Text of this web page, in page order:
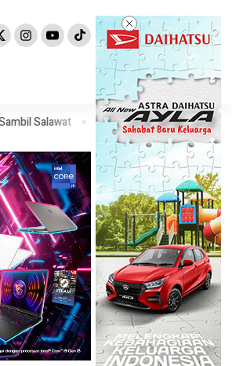
Prof Tjandra: Varian Omicron Mungkin